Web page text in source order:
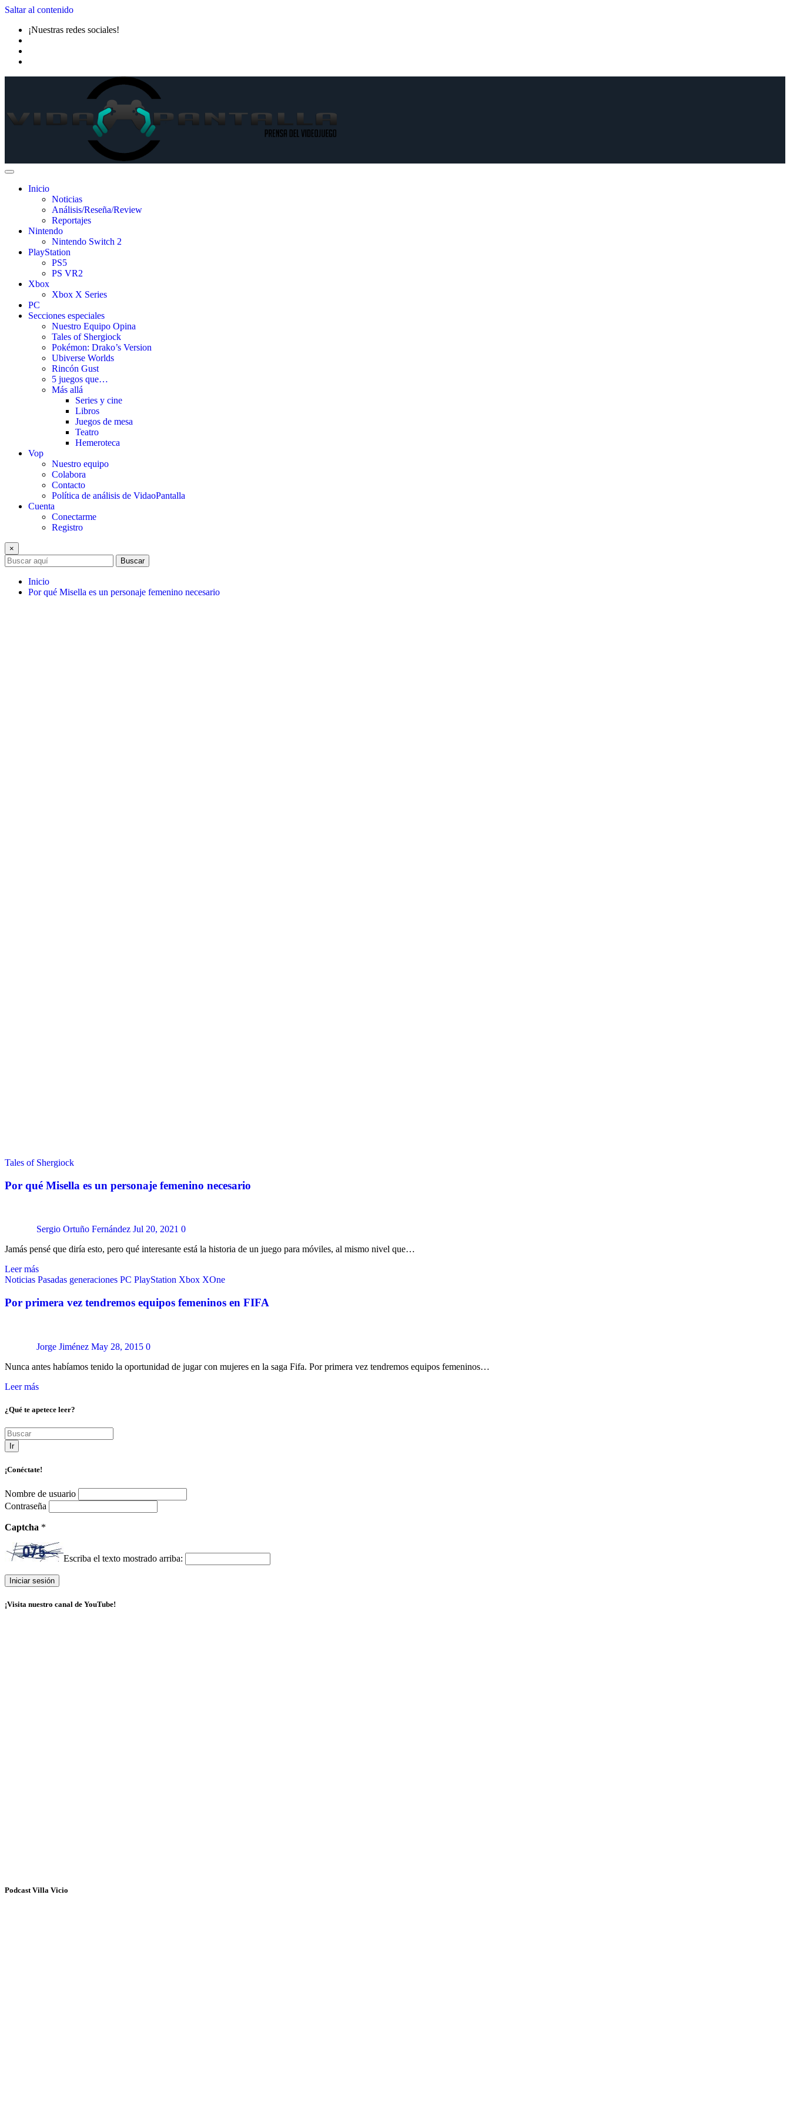
Saltar al contenido
¡Nuestras redes sociales!
Inicio
Noticias
Análisis/Reseña/Review
Reportajes
Nintendo
Nintendo Switch 2
PlayStation
PS5
PS VR2
Xbox
Xbox X Series
PC
Secciones especiales
Nuestro Equipo Opina
Tales of Shergiock
Pokémon: Drako’s Version
Ubiverse Worlds
Rincón Gust
5 juegos que…
Más allá
Series y cine
Libros
Juegos de mesa
Teatro
Hemeroteca
Vop
Nuestro equipo
Colabora
Contacto
Política de análisis de VidaoPantalla
Cuenta
Conectarme
Registro
×
Buscar
Inicio
Por qué Misella es un personaje femenino necesario
Tales of Shergiock
Por qué Misella es un personaje femenino necesario
Sergio Ortuño Fernández Jul 20, 2021 0
Jamás pensé que diría esto, pero qué interesante está la historia de un juego para móviles, al mismo nivel que…
Leer más
Noticias Pasadas generaciones PC PlayStation Xbox XOne
Por primera vez tendremos equipos femeninos en FIFA
Jorge Jiménez May 28, 2015 0
Nunca antes habíamos tenido la oportunidad de jugar con mujeres en la saga Fifa. Por primera vez tendremos equipos femeninos…
Leer más
¿Qué te apetece leer?
Ir
¡Conéctate!
Nombre de usuario
Contraseña
Captcha *
Escriba el texto mostrado arriba:
¡Visita nuestro canal de YouTube!
Podcast Villa Vicio